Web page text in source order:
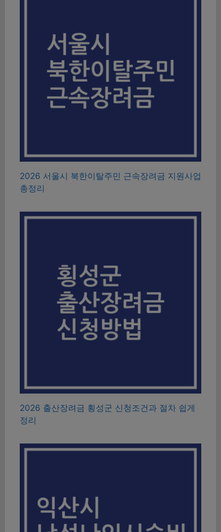
2026 서울시 북한이탈주민 근속장려금 지원사업
총정리
2026 출산장려금 횡성군 신청조건과 절차 쉽게
정리